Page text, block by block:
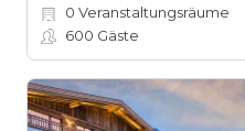
0 Veranstaltungsräume
600 Gäste